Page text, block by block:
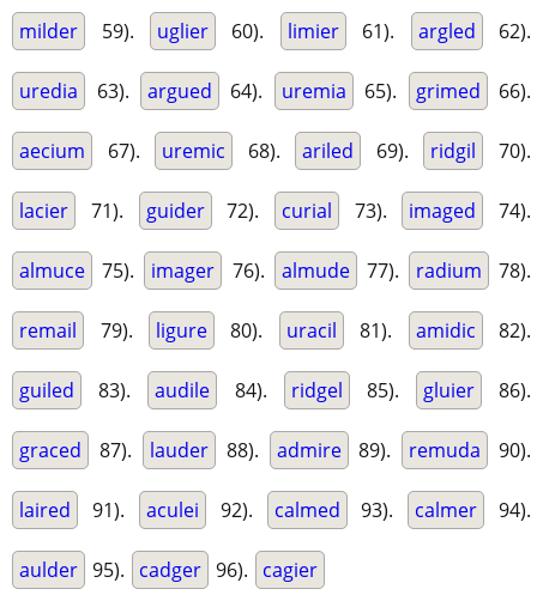
milder 59). uglier 60). limier 61). argled 62).
uredia 63). argued 64). uremia 65). grimed 66).
aecium 67). uremic 68). ariled 69). ridgil 70).
lacier 71). guider 72). curial 73). imaged 74).
almuce 75). imager 76). almude 77). radium 78).
remail 79). ligure 80). uracil 81). amidic 82).
guiled 83). audile 84). ridgel 85). gluier 86).
graced 87). lauder 88). admire 89). remuda 90).
laired 91). aculei 92). calmed 93). calmer 94).
aulder 95). cadger 96). cagier